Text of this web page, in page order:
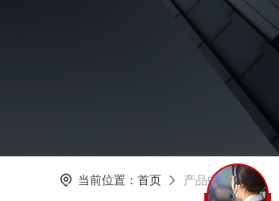
当前位置： 首页 产品中心